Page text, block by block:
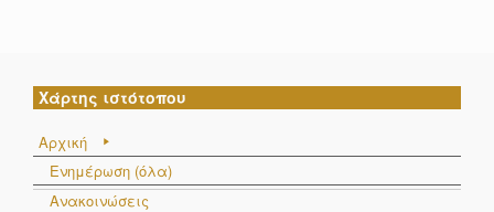
Χάρτης ιστότοπου
Αρχική
Ενημέρωση (όλα)
Ανακοινώσεις